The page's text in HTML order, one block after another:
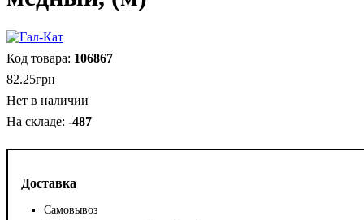
Доставка
Самовывоз
106867
82.25грн
Нет в наличии
-487